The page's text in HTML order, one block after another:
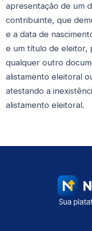
apresentação de um
contribuinte, que
e a data de
e um título de eleitor,
qualquer outro
alistamento eleitoral
atestando a
alistamento eleitoral.
Sua